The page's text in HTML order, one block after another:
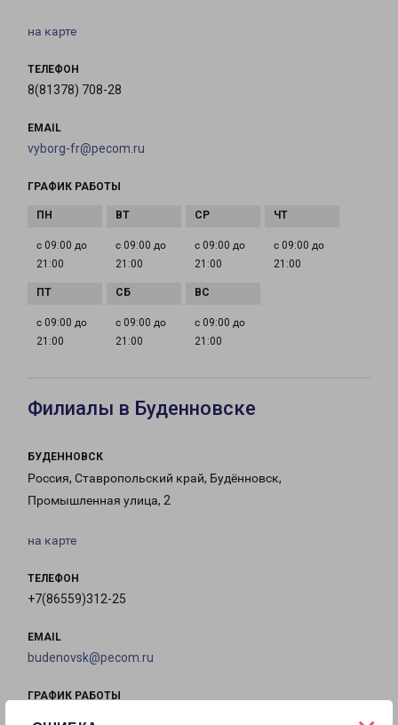
на карте
ТЕЛЕФОН
8(81378) 708-28
EMAIL
vyborg-fr@pecom.ru
ГРАФИК РАБОТЫ
с 09:00 до
21:00
с 09:00 до
21:00
с 09:00 до
21:00
с 09:00 до
21:00
с 09:00 до
21:00
с 09:00 до
21:00
с 09:00 до
21:00
Филиалы в Буденновске
БУДЕННОВСК
Россия, Ставропольский край, Будённовск,
Промышленная улица, 2
на карте
ТЕЛЕФОН
+7(86559)312-25
EMAIL
budenovsk@pecom.ru
ГРАФИК РАБОТЫ